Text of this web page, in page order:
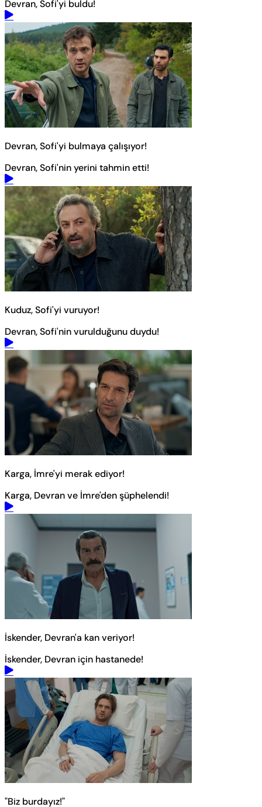
Devran, Sofi'yi buldu!
Devran, Sofi'yi bulmaya çalışıyor!
Devran, Sofi'nin yerini tahmin etti!
Kuduz, Sofi'yi vuruyor!
Devran, Sofi'nin vurulduğunu duydu!
Karga, İmre'yi merak ediyor!
Karga, Devran ve İmre'den şüphelendi!
İskender, Devran'a kan veriyor!
İskender, Devran için hastanede!
"Biz burdayız!"